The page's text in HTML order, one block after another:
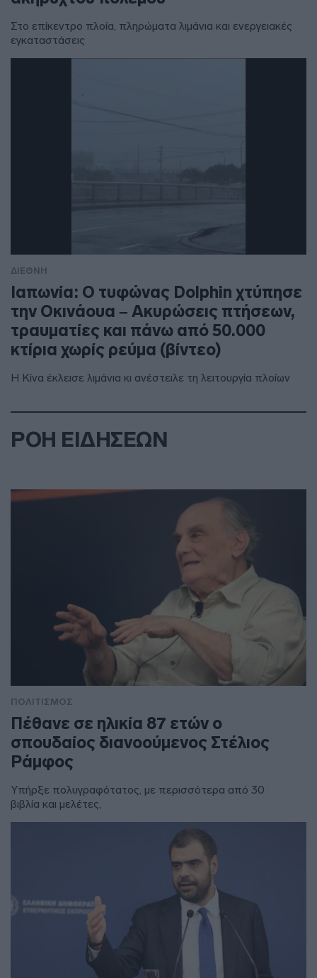
Στο επίκεντρο πλοία, πληρώματα λιμάνια και ενεργειακές
εγκαταστάσεις
ΔΙΕΘΝΗ
Ιαπωνία: Ο τυφώνας Dolphin χτύπησε
την Οκινάουα – Ακυρώσεις πτήσεων,
τραυματίες και πάνω από 50.000
κτίρια χωρίς ρεύμα (βίντεο)
Η Κίνα έκλεισε λιμάνια κι ανέστειλε τη λειτουργία πλοίων
ΡΟΗ ΕΙΔΗΣΕΩΝ
ΠΟΛΙΤΙΣΜΟΣ
Πέθανε σε ηλικία 87 ετών ο
σπουδαίος διανοούμενος Στέλιος
Ράμφος
Υπήρξε πολυγραφότατος, με περισσότερα από 30
βιβλία και μελέτες,